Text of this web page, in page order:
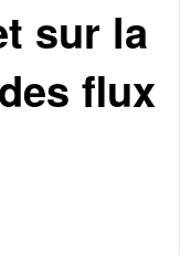
sur la
flux